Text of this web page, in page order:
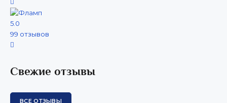
5.0
99 отзывов
Свежие отзывы
ВСЕ ОТЗЫВЫ